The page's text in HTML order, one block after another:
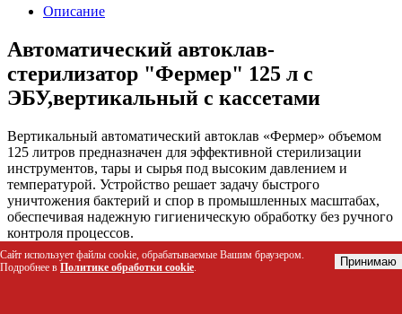
Описание
Автоматический автоклав-
стерилизатор "Фермер" 125 л с
ЭБУ,вертикальный с кассетами
Вертикальный автоматический автоклав «Фермер» объемом
125 литров предназначен для эффективной стерилизации
инструментов, тары и сырья под высоким давлением и
температурой. Устройство решает задачу быстрого
уничтожения бактерий и спор в промышленных масштабах,
обеспечивая надежную гигиеническую обработку без ручного
контроля процессов.
Кому подойдет этот товар
Сайт использует файлы cookie, обрабатываемые Вашим браузером.
Подробнее в Политике обработки cookie. Принимаю